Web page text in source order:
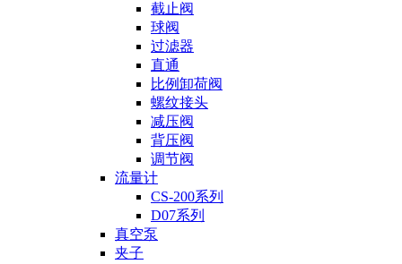
截止阀
球阀
过滤器
直通
比例卸荷阀
螺纹接头
减压阀
背压阀
调节阀
流量计
CS-200系列
D07系列
真空泵
夹子